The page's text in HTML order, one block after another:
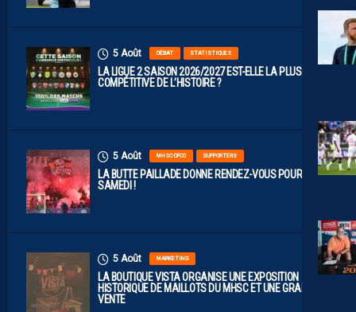
5 Août DÉBAT STATISTIQUES
LA LIGUE 2 SAISON 2026/2027 EST-ELLE LA PLUS
COMPÉTITIVE DE L’HISTOIRE ?
5 Août MHSC-DFCO SUPPORTERS
LA BUTTE PAILLADE DONNE RENDEZ-VOUS POUR
SAMEDI !
5 Août MARKETING
LA BOUTIQUE VISTA ORGANISE UNE EXPOSITION
HISTORIQUE DE MAILLOTS DU MHSC ET UNE GRANDE
VENTE